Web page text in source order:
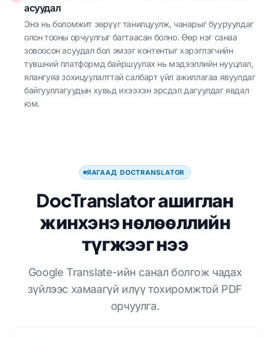
асуудал
Энэ нь боломжит зөрүүг танилцуулж, чанарыг бууруулдаг
олон тооны орчуулгыг багтаасан болно. Өөр нэг санаа
зовоосон асуудал бол эмзэг контентыг хэрэглэгчийн
түвшний платформд байршуулах нь мэдээллийн нууцлал,
ялангуяа зохицуулалттай салбарт үйл ажиллагаа явуулдаг
байгууллагуудын хувьд ихээхэн эрсдэл дагуулдаг явдал
юм.
ЯАГААД DOCTRANSLATOR
DocTranslator ашиглан
жинхэнэ нөлөөллийн
түгжээг нээ
Google Translate-ийн санал болгож чадах
зүйлээс хамаагүй илүү тохиромжтой PDF
орчуулга.